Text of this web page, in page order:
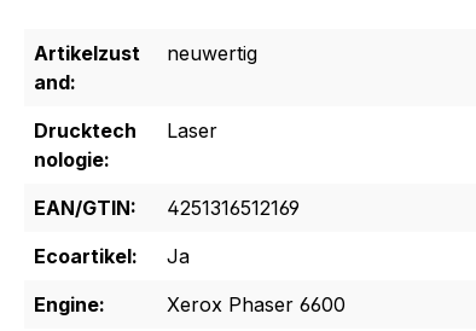
Artikelzust
and:
neuwertig
Drucktech
nologie:
Laser
EAN/GTIN:
4251316512169
Ecoartikel:
Ja
Engine:
Xerox Phaser 6600